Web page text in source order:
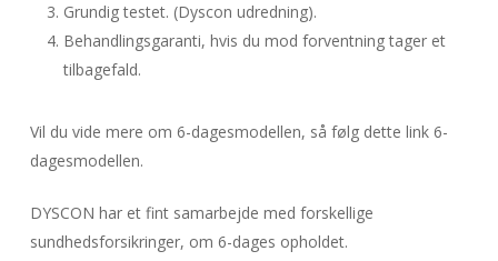
Grundig testet. (Dyscon udredning).
Behandlingsgaranti, hvis du mod forventning tager et
tilbagefald.
Vil du vide mere om 6-dagesmodellen, så følg dette link 6-
dagesmodellen.
DYSCON har et fint samarbejde med forskellige
sundhedsforsikringer, om 6-dages opholdet.